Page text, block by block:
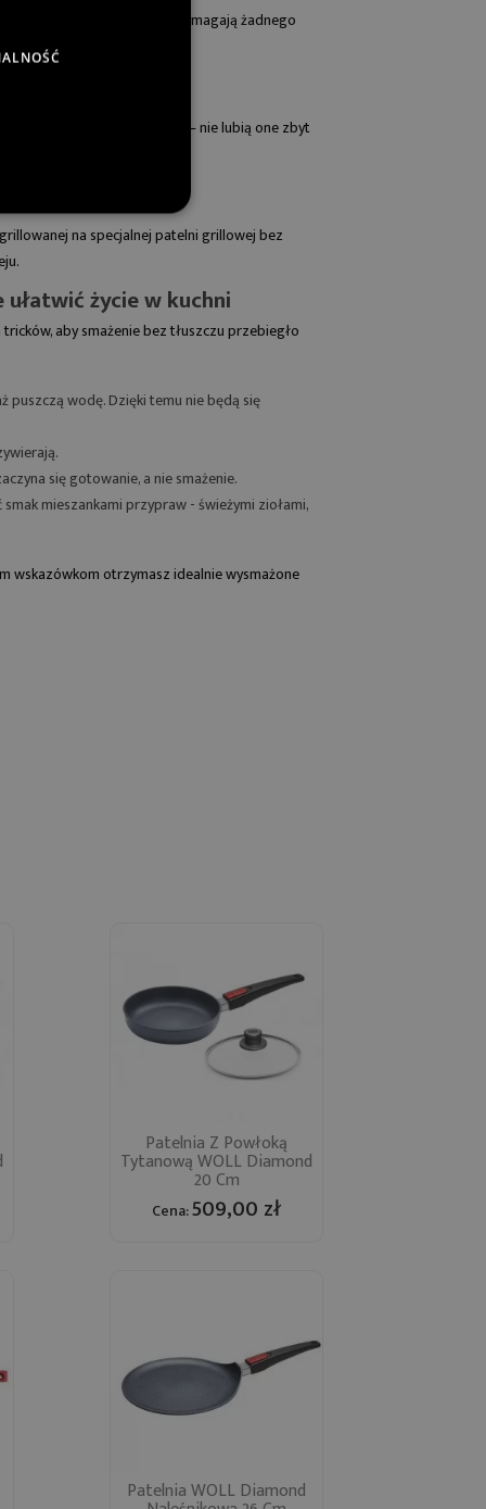
zazwyczaj nie wymagają żadnego
tłuszczu, ale trzeba uważać — nie lubią one zbyt
na specjalnejpatelni grillowejbez
życie w kuchni
aby smażenie bez tłuszczu przebiegło
puszczą wodę. Dzięki temu nie będą się
się gotowanie, a nie smażenie.
mieszankami przypraw - świeżymi ziołami,
wskazówkom otrzymasz idealnie wysmażone
Szybki podgląd
Patelnia Z Powłoką
Tytanową WOLL Diamond
20 Cm
Cena:509,00 zł
Patelnia WOLL Diamond